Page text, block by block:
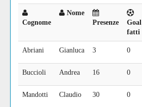
Cognome
Nome
Presenze
Goal
fatti
Abriani Gianluca 3 0
Buccioli Andrea 16 0
Mandotti Claudio 30 0